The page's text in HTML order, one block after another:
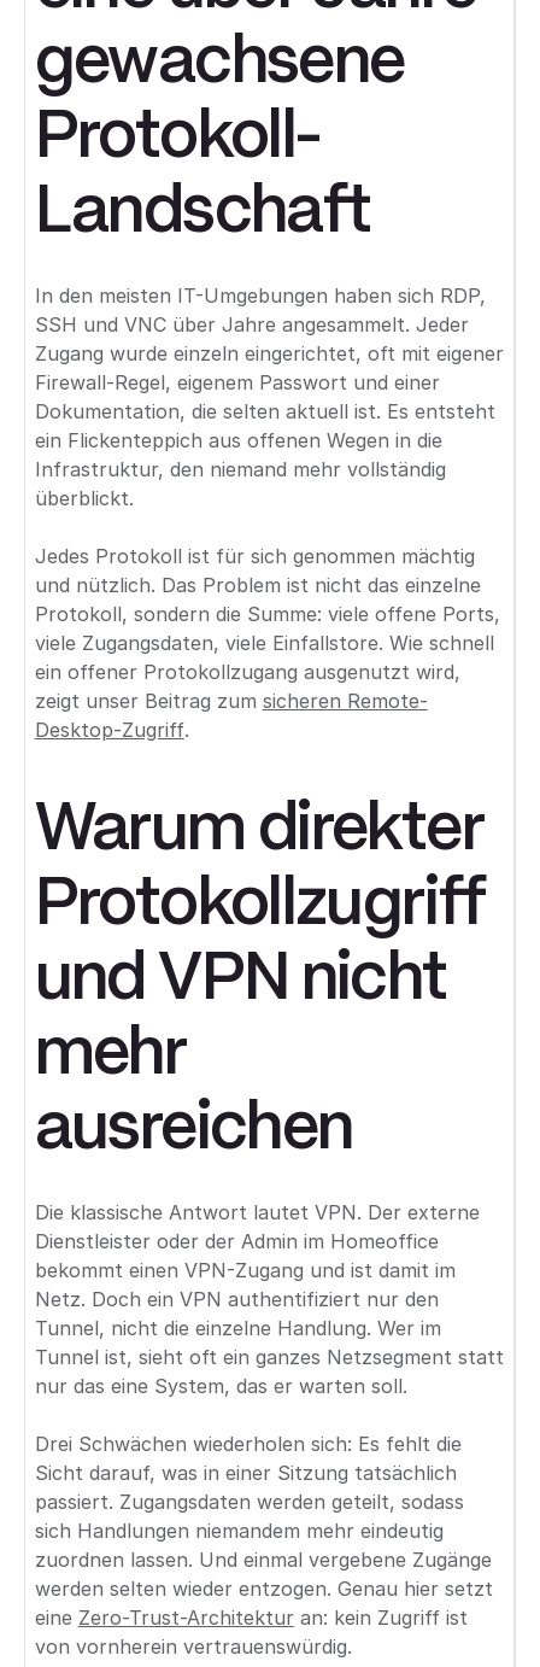
gewachsene
Protokoll-
Landschaft
In den meisten IT-Umgebungen haben sich RDP,
SSH und VNC über Jahre angesammelt. Jeder
Zugang wurde einzeln eingerichtet, oft mit eigener
Firewall-Regel, eigenem Passwort und einer
Dokumentation, die selten aktuell ist. Es entsteht
ein Flickenteppich aus offenen Wegen in die
Infrastruktur, den niemand mehr vollständig
überblickt.
Jedes Protokoll ist für sich genommen mächtig
und nützlich. Das Problem ist nicht das einzelne
Protokoll, sondern die Summe: viele offene Ports,
viele Zugangsdaten, viele Einfallstore. Wie schnell
ein offener Protokollzugang ausgenutzt wird,
zeigt unser Beitrag zum sicheren Remote-
Desktop-Zugriff.
Warum direkter
Protokollzugriff
und VPN nicht
mehr
ausreichen
Die klassische Antwort lautet VPN. Der externe
Dienstleister oder der Admin im Homeoffice
bekommt einen VPN-Zugang und ist damit im
Netz. Doch ein VPN authentifiziert nur den
Tunnel, nicht die einzelne Handlung. Wer im
Tunnel ist, sieht oft ein ganzes Netzsegment statt
nur das eine System, das er warten soll.
Drei Schwächen wiederholen sich: Es fehlt die
Sicht darauf, was in einer Sitzung tatsächlich
passiert. Zugangsdaten werden geteilt, sodass
sich Handlungen niemandem mehr eindeutig
zuordnen lassen. Und einmal vergebene Zugänge
werden selten wieder entzogen. Genau hier setzt
eine Zero-Trust-Architekturan: kein Zugriff ist
von vornherein vertrauenswürdig.